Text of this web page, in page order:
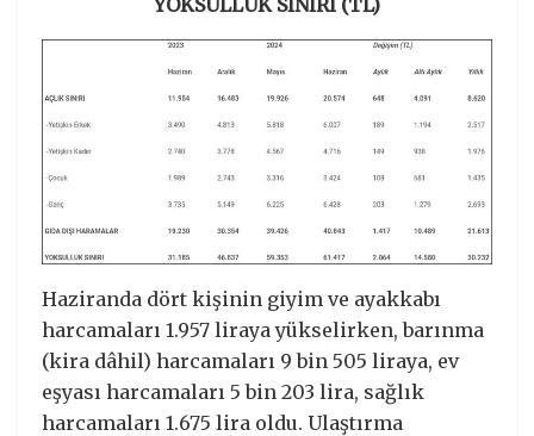
Haziranda dört kişinin giyim ve ayakkabı
harcamaları 1.957 liraya yükselirken, barınma
(kira dâhil) harcamaları 9 bin 505 liraya, ev
eşyası harcamaları 5 bin 203 lira, sağlık
harcamaları 1.675 lira oldu. Ulaştırma